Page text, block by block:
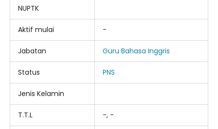
NUPTK
Aktif mulai -
Jabatan Guru Bahasa Inggris
Status PNS
Jenis Kelamin
T.T.L -, -